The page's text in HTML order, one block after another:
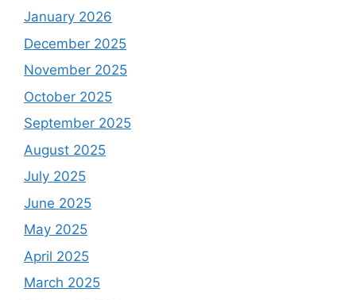
January 2026
December 2025
November 2025
October 2025
September 2025
August 2025
July 2025
June 2025
May 2025
April 2025
March 2025